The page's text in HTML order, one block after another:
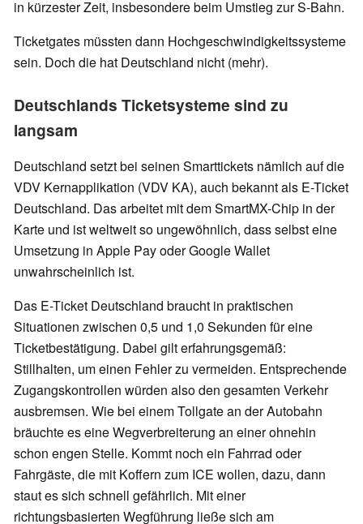
in kürzester Zeit, insbesondere beim Umstieg zur S-Bahn.
Ticketgates müssten dann Hochgeschwindigkeitssysteme
sein. Doch die hat Deutschland nicht (mehr).
Deutschlands Ticketsysteme sind zu
langsam
Deutschland setzt bei seinen Smarttickets nämlich auf die
VDV Kernapplikation (VDV KA), auch bekannt als E-Ticket
Deutschland. Das arbeitet mit dem SmartMX-Chip in der
Karte und ist weltweit so ungewöhnlich, dass selbst eine
Umsetzung in Apple Pay oder Google Wallet
unwahrscheinlich ist.
Das E-Ticket Deutschland braucht in praktischen
Situationen zwischen 0,5 und 1,0 Sekunden für eine
Ticketbestätigung. Dabei gilt erfahrungsgemäß:
Stillhalten, um einen Fehler zu vermeiden. Entsprechende
Zugangskontrollen würden also den gesamten Verkehr
ausbremsen. Wie bei einem Tollgate an der Autobahn
bräuchte es eine Wegverbreiterung an einer ohnehin
schon engen Stelle. Kommt noch ein Fahrrad oder
Fahrgäste, die mit Koffern zum ICE wollen, dazu, dann
staut es sich schnell gefährlich. Mit einer
richtungsbasierten Wegführung ließe sich am